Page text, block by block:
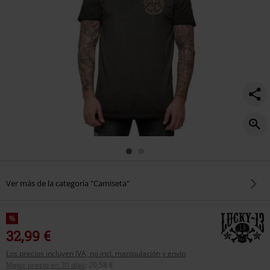
Ver más de la categoría "Camiseta"
%
32,99 €
Los precios incluyen IVA, no incl. manipulación y envío
Mejor precio en 30 días
20,58 €